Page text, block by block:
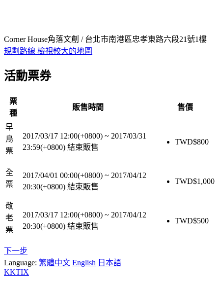
Corner House角落文創 / 台北市南港區忠孝東路六段21號1樓
規劃路線 檢視較大的地圖
活動票券
票
種
販售時間 售價
早
鳥
票
2017/03/17 12:00(+0800) ~ 2017/03/31
23:59(+0800) 結束販售
TWD$800
全
票
2017/04/01 00:00(+0800) ~ 2017/04/12
20:30(+0800) 結束販售
TWD$1,000
敬
老
票
2017/03/17 12:00(+0800) ~ 2017/04/12
20:30(+0800) 結束販售
TWD$500
下一步
Language: 繁體中文 English 日本語
KKTIX